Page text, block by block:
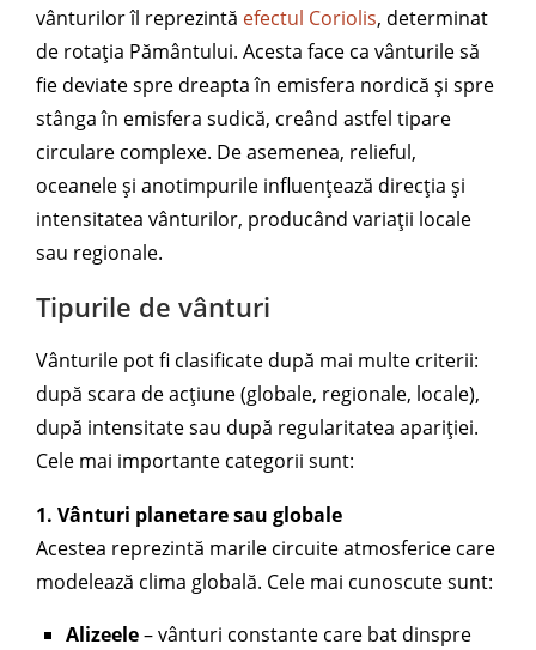
vânturilor îl reprezintă efectul Coriolis, determinat
de rotația Pământului. Acesta face ca vânturile să
fie deviate spre dreapta în emisfera nordică și spre
stânga în emisfera sudică, creând astfel tipare
circulare complexe. De asemenea, relieful,
oceanele și anotimpurile influențează direcția și
intensitatea vânturilor, producând variații locale
sau regionale.
Tipurile de vânturi
Vânturile pot fi clasificate după mai multe criterii:
după scara de acțiune (globale, regionale, locale),
după intensitate sau după regularitatea apariției.
Cele mai importante categorii sunt:
1. Vânturi planetare sau globale
Acestea reprezintă marile circuite atmosferice care
modelează clima globală. Cele mai cunoscute sunt:
Alizeele– vânturi constante care bat dinspre